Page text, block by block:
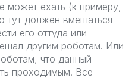
может ехать (к примеру,
тут должен вмешаться
его оттуда или
другим роботам. Или
что данный
проходимым. Все